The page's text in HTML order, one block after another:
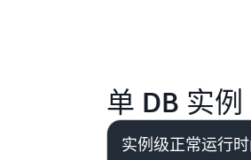
单 DB 实例
实例级正常运行